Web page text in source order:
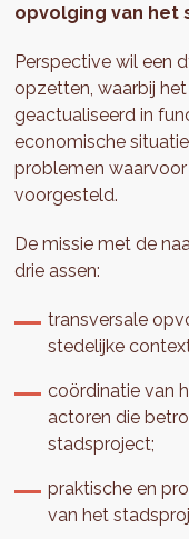
opvolging van het
Perspective wil een
opzetten, waarbij
geactualiseerd in
economische
problemen
voorgesteld.
De missie met de
drie assen:
transversale
stedelijke
coördinatie van
actoren die
stadsproject;
praktische en
van het